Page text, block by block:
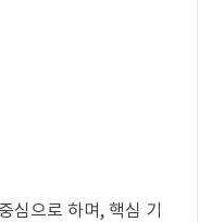
심으로 하며, 핵심 기